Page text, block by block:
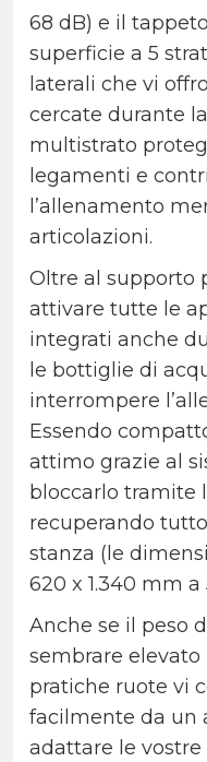
68 dB) e il
superficie a 5
laterali che vi
cercate durante
multistrato
legamenti e
l’allenamento
articolazioni.
Oltre al supporto
attivare tutte le
integrati anche
le bottiglie di
interrompere
Essendo
attimo grazie al
bloccarlo tramite
recuperando
stanza (le
620 x 1.340 mm a
Anche se il peso
sembrare
pratiche ruote vi
facilmente da un
adattare le